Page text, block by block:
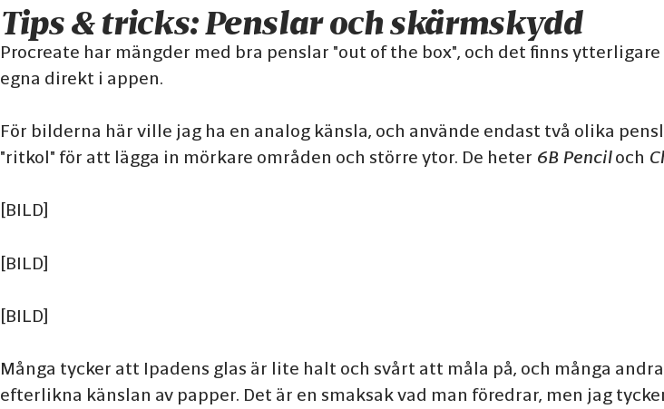
Tips & tricks: Penslar och skärmskydd
Procreate har mängder med bra penslar "out of the box", och det finns
egna direkt i appen.
För bilderna här ville jag ha en analog känsla, och använde endast två olika
"ritkol" för att lägga in mörkare områden och större ytor. De heter 6B Penciloch
[BILD]
[BILD]
[BILD]
Många tycker att Ipadens glas är lite halt och svårt att måla på, och många
efterlikna känslan av papper. Det är en smaksak vad man föredrar, men jag